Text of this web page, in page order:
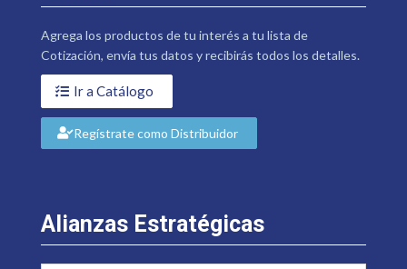
Agrega los productos de tu interés a tu lista de
Cotización, envía tus datos y recibirás todos los detalles.
Ir a Catálogo
Regístrate como Distribuidor
Alianzas Estratégicas